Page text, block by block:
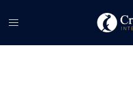
Toggle